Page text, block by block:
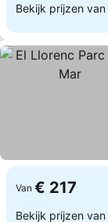
Bekijk prijzen van
Van € 217
Bekijk prijzen van